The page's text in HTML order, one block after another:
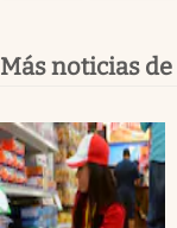
Más noticias de